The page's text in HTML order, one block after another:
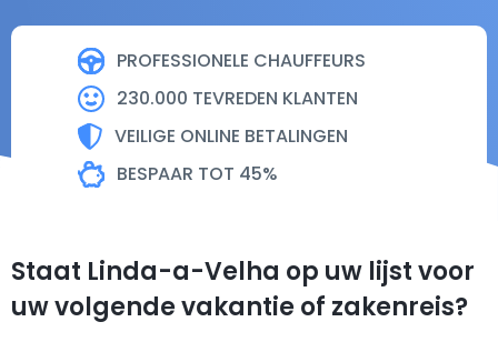
PROFESSIONELE CHAUFFEURS
230.000 TEVREDEN KLANTEN
VEILIGE ONLINE BETALINGEN
BESPAAR TOT 45%
Staat Linda-a-Velha op uw lijst voor
uw volgende vakantie of zakenreis?